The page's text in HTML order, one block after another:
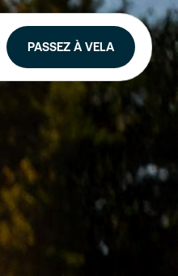
PASSEZ À VELA